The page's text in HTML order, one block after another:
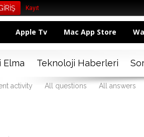
Kayıt
Apple Tv Mac App Store
Elma Teknoloji Haberleri
activity All questions All answers